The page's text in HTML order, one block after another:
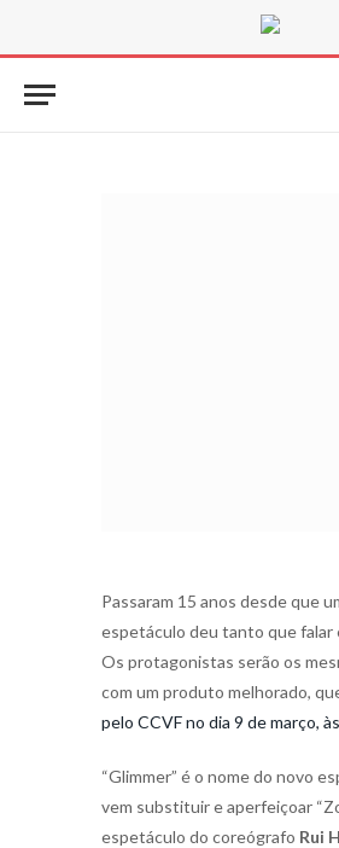
Passaram 15 anos desde que
espetáculo deu tanto que falar
Os protagonistas serão os
com um produto melhorado,
pelo CCVF no dia 9 de março,
“Glimmer” é o nome do novo
vem substituir e aperfeiçoar
espetáculo do coreógrafo Rui